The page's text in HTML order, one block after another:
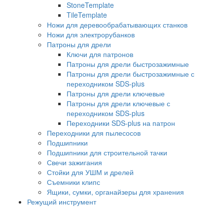
StoneTemplate
TileTemplate
Ножи для деревообрабатывающих станков
Ножи для электрорубанков
Патроны для дрели
Ключи для патронов
Патроны для дрели быстрозажимные
Патроны для дрели быстрозажимные с
переходником SDS-plus
Патроны для дрели ключевые
Патроны для дрели ключевые с
переходником SDS-plus
Переходники SDS-plus на патрон
Переходники для пылесосов
Подшипники
Подшипники для строительной тачки
Свечи зажигания
Стойки для УШМ и дрелей
Съемники клипс
Ящики, сумки, органайзеры для хранения
Режущий инструмент